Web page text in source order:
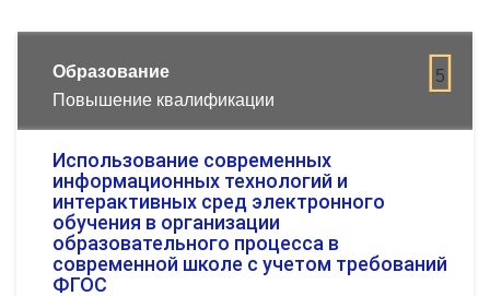
5
Образование
Повышение квалификации
Использование современных
информационных технологий и
интерактивных сред электронного
обучения в организации
образовательного процесса в
современной школе с учетом требований
ФГОС